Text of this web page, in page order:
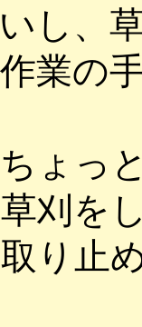
し、
業の
ょっ
刈を
り止